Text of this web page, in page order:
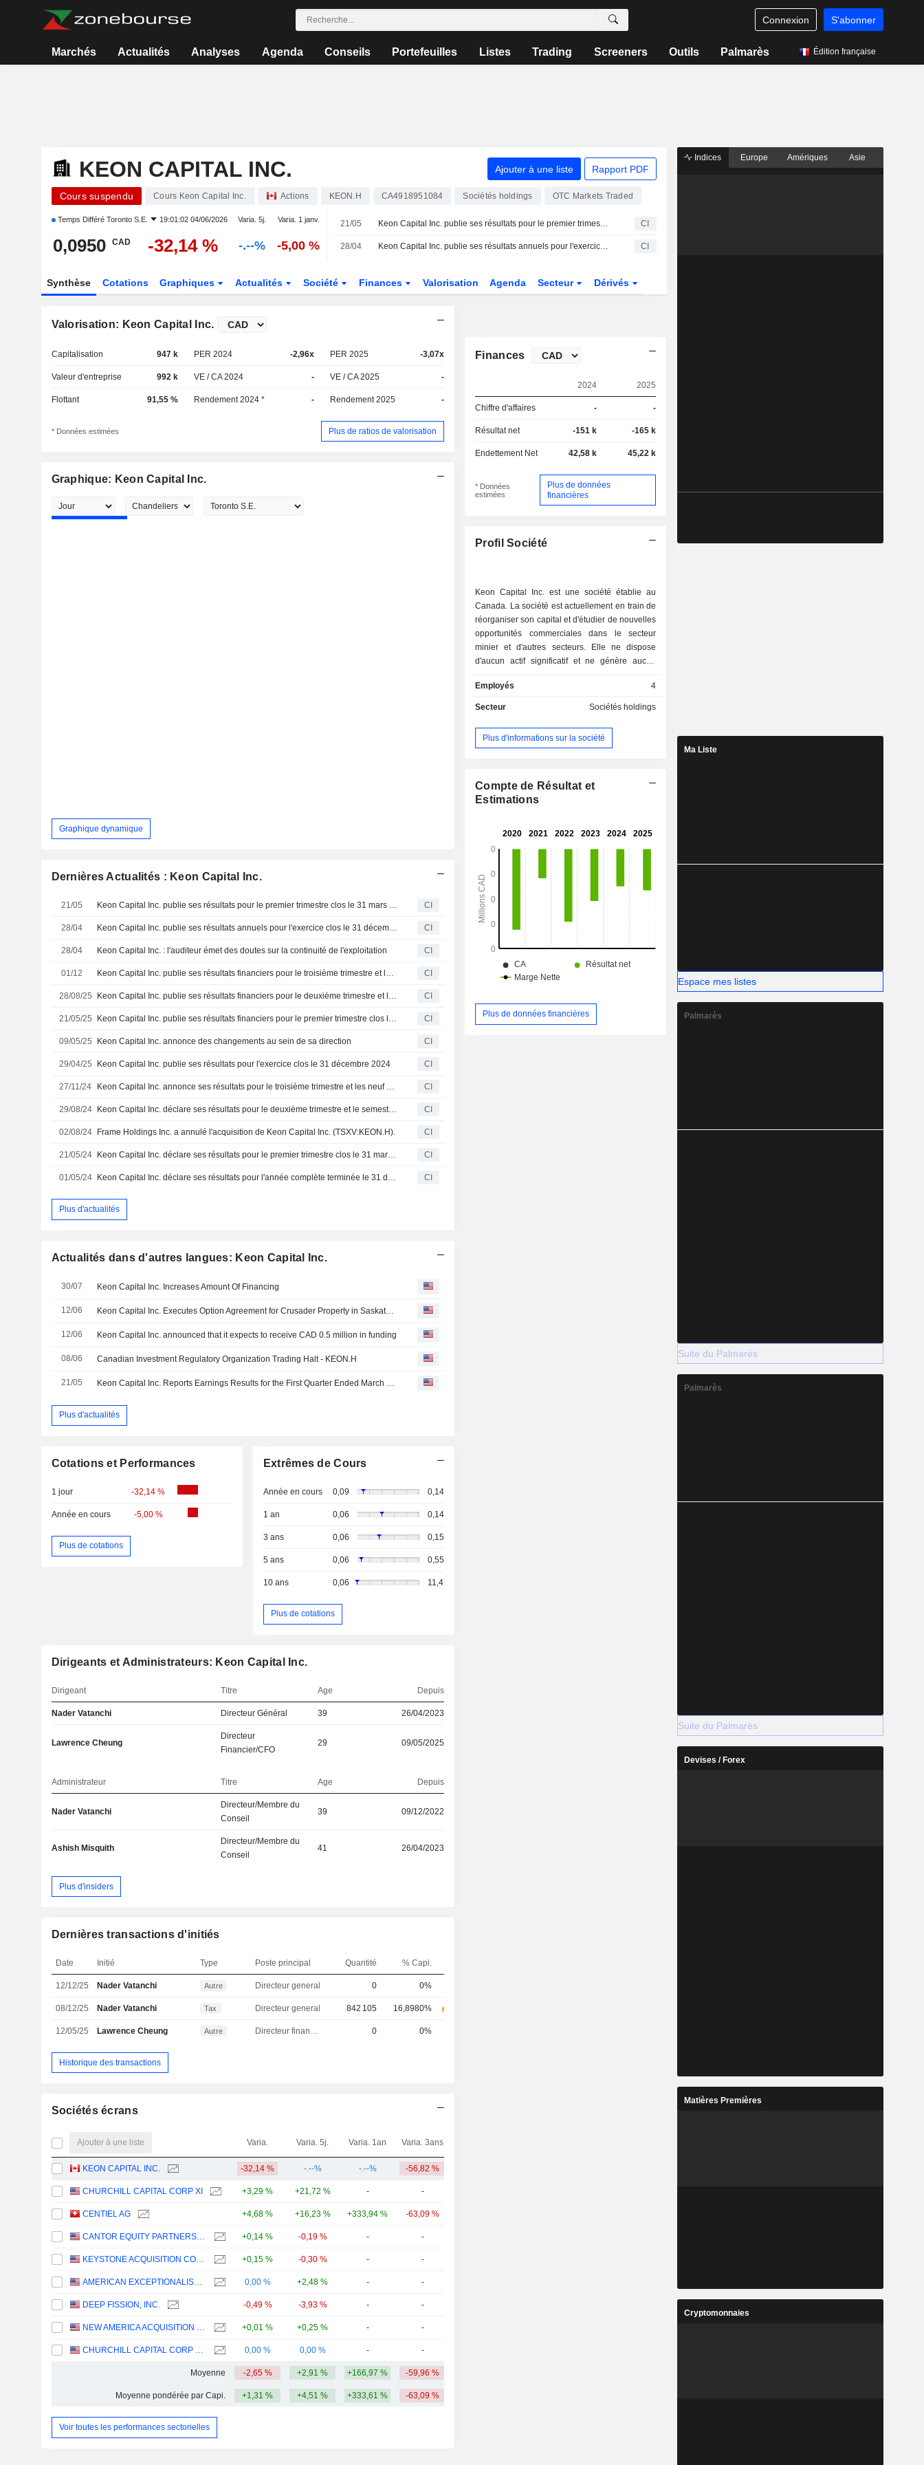
Connexion S'abonner
Marchés Actualités Analyses Agenda Conseils Portefeuilles Listes Trading Screeners Outils Palmarès Édition française
KEON CAPITAL INC. Ajouter à une liste Rapport PDF
Cours suspendu Cours Keon Capital Inc. Actions KEON.H CA4918951084 Sociétés holdings OTC Markets Traded
Temps Différé Toronto S.E. 19:01:02 04/06/2026 Varia. 5j. Varia. 1 janv.
0,0950 CAD -32,14 % -.--% -5,00 %
21/05 Keon Capital Inc. publie ses résultats pour le premier trimestre clos le 31 mars 2026 CI
28/04 Keon Capital Inc. publie ses résultats annuels pour l'exercice clos le 31 décembre 2025 CI
Synthèse Cotations Graphiques Actualités Société Finances Valorisation Agenda Secteur Dérivés
Valorisation: Keon Capital Inc.
Capitalisation 947 k PER 2024 -2,96x PER 2025 -3,07x
Valeur d'entreprise 992 k VE / CA 2024 - VE / CA 2025 -
Flottant 91,55 % Rendement 2024 * - Rendement 2025 -
* Données estimées Plus de ratios de valorisation
Graphique: Keon Capital Inc.
Graphique dynamique
Dernières Actualités : Keon Capital Inc.
21/05 Keon Capital Inc. publie ses résultats pour le premier trimestre clos le 31 mars 2026 CI
28/04 Keon Capital Inc. publie ses résultats annuels pour l'exercice clos le 31 décembre 2025 CI
28/04 Keon Capital Inc. : l'auditeur émet des doutes sur la continuité de l'exploitation CI
01/12 Keon Capital Inc. publie ses résultats financiers pour le troisième trimestre et les neuf premiers mois clos le 30 septembre 2025 CI
28/08/25 Keon Capital Inc. publie ses résultats financiers pour le deuxième trimestre et le premier semestre clos le 30 juin 2025 CI
21/05/25 Keon Capital Inc. publie ses résultats financiers pour le premier trimestre clos le 31 mars 2025 CI
09/05/25 Keon Capital Inc. annonce des changements au sein de sa direction CI
29/04/25 Keon Capital Inc. publie ses résultats pour l'exercice clos le 31 décembre 2024 CI
27/11/24 Keon Capital Inc. annonce ses résultats pour le troisième trimestre et les neuf mois terminés le 30 septembre 2024 CI
29/08/24 Keon Capital Inc. déclare ses résultats pour le deuxième trimestre et le semestre clos le 30 juin 2024 CI
02/08/24 Frame Holdings Inc. a annulé l'acquisition de Keon Capital Inc. (TSXV:KEON.H). CI
21/05/24 Keon Capital Inc. déclare ses résultats pour le premier trimestre clos le 31 mars 2024 CI
01/05/24 Keon Capital Inc. déclare ses résultats pour l'année complète terminée le 31 décembre 2023 CI
Plus d'actualités
Actualités dans d'autres langues: Keon Capital Inc.
30/07 Keon Capital Inc. Increases Amount Of Financing
12/06
12/06 Keon Capital Inc. announced that it expects to receive CAD 0.5 million in funding
08/06 Canadian Investment Regulatory Organization Trading Halt - KEON.H
21/05
Plus d'actualités
Cotations et Performances
1 jour -32,14 %
Année en cours -5,00 %
Plus de cotations
Extrêmes de Cours
Année en cours 0,09 0,14
1 an 0,06 0,14
3 ans 0,06 0,15
5 ans 0,06 0,55
10 ans 0,06 11,4
Plus de cotations
Dirigeants et Administrateurs: Keon Capital Inc.
Dirigeant Titre Age Depuis
Nader Vatanchi Directeur Général 39 26/04/2023
Lawrence Cheung
Directeur
Financier/CFO
29 09/05/2025
Administrateur Titre Age Depuis
Nader Vatanchi
Directeur/Membre du
Conseil
39 09/12/2022
Ashish Misquith
Directeur/Membre du
Conseil
41 26/04/2023
Plus d'insiders
Dernières transactions d'initiés
Date Initié Type Poste principal Quantité % Capi.
12/12/25 Nader Vatanchi Autre Directeur general 0 0%
08/12/25 Nader Vatanchi Tax Directeur general 842 105 16,8980%
12/05/25 Lawrence Cheung Autre Directeur financier 0 0%
Historique des transactions
Sociétés écrans
Ajouter à une liste Varia. Varia. 5j. Varia. 1an Varia. 3ans
KEON CAPITAL INC. -32,14 % -.--% -.--% -56,82 %
CHURCHILL CAPITAL CORP XI +3,29 % +21,72 % - -
CENTIEL AG +4,68 % +16,23 % +333,94 % -63,09 %
CANTOR EQUITY PARTNERS IV, INC. +0,14 % -0,19 % - -
KEYSTONE ACQUISITION CORP. +0,15 % -0,30 % - -
AMERICAN EXCEPTIONALISM ACQUISITION CORP. A 0,00 % +2,48 % - -
DEEP FISSION, INC. -0,49 % -3,93 % - -
NEW AMERICA ACQUISITION I CORP. +0,01 % +0,25 % - -
CHURCHILL CAPITAL CORP XIII 0,00 % 0,00 % - -
Moyenne -2,65 % +2,91 % +166,97 % -59,96 %
Moyenne pondérée par Capi. +1,31 % +4,51 % +333,61 % -63,09 %
Voir toutes les performances sectorielles
Finances
2024 2025
Chiffre d'affaires - -
Résultat net -151 k -165 k
Endettement Net 42,58 k 45,22 k
* Données
estimées
Plus de données
financières
Profil Société
Keon Capital Inc. est une société établie au
Canada. La société est actuellement en train de
réorganiser son capital et d'étudier de nouvelles
opportunités commerciales dans le secteur
minier et d'autres secteurs. Elle ne dispose
d'aucun actif significatif et ne génère aucun
Employés
4
Secteur Sociétés holdings
Plus d'informations sur la société
Compte de Résultat et
Estimations
Plus de données financières
Indices Europe Amériques Asie
Ma Liste
Espace mes listes
Palmarès
Suite du Palmarès
Palmarès
Suite du Palmarès
Devises / Forex
Matières Premières
Cryptomonnaies